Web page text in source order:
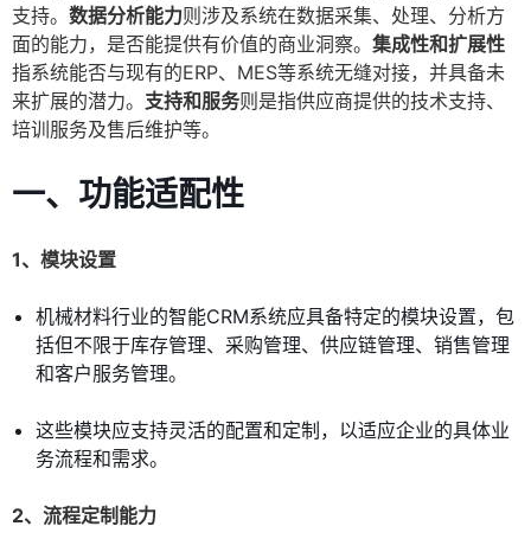
支持。 数据分析能力则涉及系统在数据采集、处理、分析方
面的能力，是否能提供有价值的商业洞察。 集成性和扩展性
指系统能否与现有的ERP、MES等系统无缝对接，并具备未
来扩展的潜力。 支持和服务则是指供应商提供的技术支持、
培训服务及售后维护等。
一、功能适配性
1、模块设置
机械材料行业的智能CRM系统应具备特定的模块设置，包
括但不限于库存管理、采购管理、供应链管理、销售管理
和客户服务管理。
这些模块应支持灵活的配置和定制，以适应企业的具体业
务流程和需求。
2、流程定制能力